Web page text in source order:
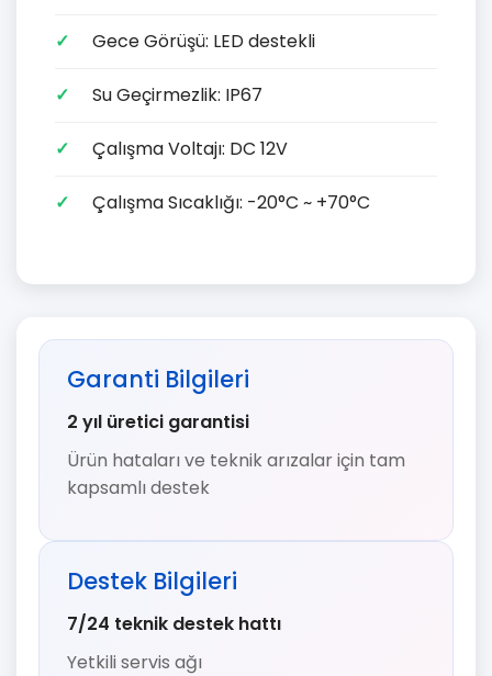
Gece Görüşü: LED destekli
Su Geçirmezlik: IP67
Çalışma Voltajı: DC 12V
Çalışma Sıcaklığı: -20°C ~ +70°C
Garanti Bilgileri
2 yıl üretici garantisi
Ürün hataları ve teknik arızalar için tam
kapsamlı destek
Destek Bilgileri
7/24 teknik destek hattı
Yetkili servis ağı